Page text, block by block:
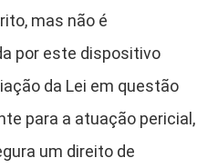
mas não é
por este dispositivo
da Lei em questão
para a atuação pericial,
um direito de